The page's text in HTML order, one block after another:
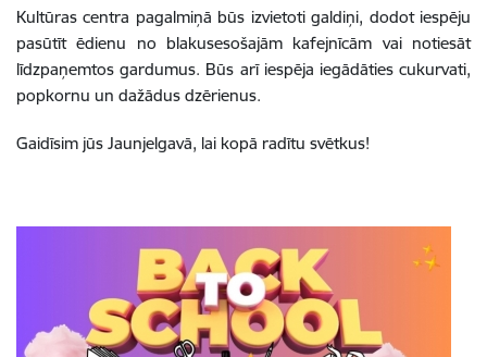
Kultūras centra pagalmiņā būs izvietoti galdiņi, dodot iespēju
pasūtīt ēdienu no blakusesošajām kafejnīcām vai notiesāt
līdzpaņemtos gardumus. Būs arī iespēja iegādāties cukurvati,
popkornu un dažādus dzērienus.
Gaidīsim jūs Jaunjelgavā, lai kopā radītu svētkus!